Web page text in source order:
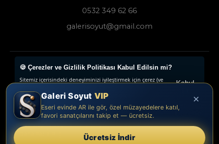
0532 349 62 66
galerisoyut@gmail.com
Galeri Soyut - Sanat Galerisi 2024 © - Tüm Hakları
Saklıdır.
www.collectivepeople.com.tr ×
Galeri Soyut VIP
Eseri evinde AR ile gör, özel müzayedelere katıl,
favori sanatçılarını takip et — ücretsiz.
Ücretsiz İndir
🍪 Çerezler ve Gizlilik Politikası Kabul Edilsin mi?
Sitemiz içerisindeki deneyiminizi iyileştirmek için çerez (ve
daha iyi deneyimlemenizi, iletilerin size göre
uyarlanmasını ve ilgi alanlarınıza hitap eden reklamların
gösterilmesini sağlarlar. Lütfen Çerez Politikamızı okuyun
veya çerez tercihlerinizi buradan ayarlayın. “Kabul et”e
tıklayarak, çerez kullanımımıza onay vermiş olursunuz.
Kabul
Tercihleri
Düzenle